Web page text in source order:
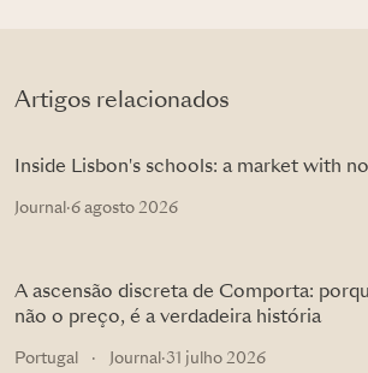
Artigos relacionados
Inside Lisbon's schools: a market with
Journal ·6 agosto 2026
A ascensão discreta de Comporta:
não o preço, é a verdadeira história
Portugal · Journal ·31 julho 2026